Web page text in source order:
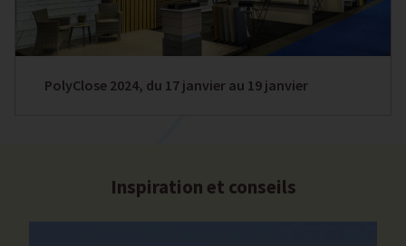
PolyClose 2024, du 17 janvier au 19 janvier
Inspiration et conseils